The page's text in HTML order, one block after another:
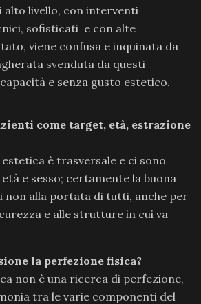
alto livello, con interventi
sofisticati e con alte
viene confusa e inquinata da
svenduta da questi
e senza gusto estetico.
come target, età, estrazione
è trasversale e ci sono
e sesso; certamente la buona
non alla portata di tutti, anche per
e alle strutture in cui va
la perfezione fisica?
non è una ricerca di perfezione,
tra le varie componenti del